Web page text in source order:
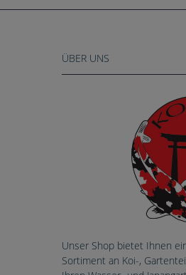
ÜBER UNS
Unser Shop bietet Ihnen
Sortiment an Koi-,